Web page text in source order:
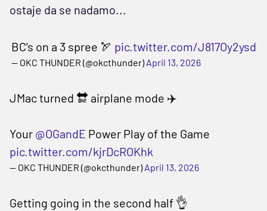
ostaje da se nadamo...
BC's on a 3 spree 🏹 pic.twitter.com/J817Oy2ysd
— OKC THUNDER (@okcthunder)April 13, 2026
JMac turned 🔛 airplane mode ✈️
Your @OGandE Power Play of the Game
pic.twitter.com/kjrDcROKhk
— OKC THUNDER (@okcthunder)April 13, 2026
Getting going in the second half 👌